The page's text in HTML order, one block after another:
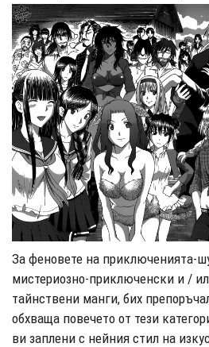
За феновете на приключенията-
мистериозно-приключенски и /
тайнствени манги, бих
обхваща повечето от тези
ви заплени с нейния стил на